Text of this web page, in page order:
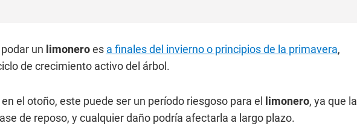
un limoneroes a finales del invierno o principios de la primavera,
de crecimiento activo del árbol.
el otoño, este puede ser un período riesgoso para el limonero, ya que la
de reposo, y cualquier daño podría afectarla a largo plazo.